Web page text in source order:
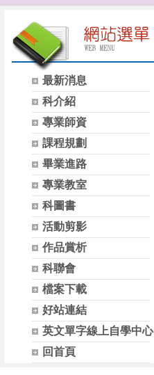
最新消息
科介紹
專業師資
課程規劃
畢業進路
專業教室
科圖書
活動剪影
作品賞析
科聯會
檔案下載
好站連結
英文單字線上自學中心
回首頁